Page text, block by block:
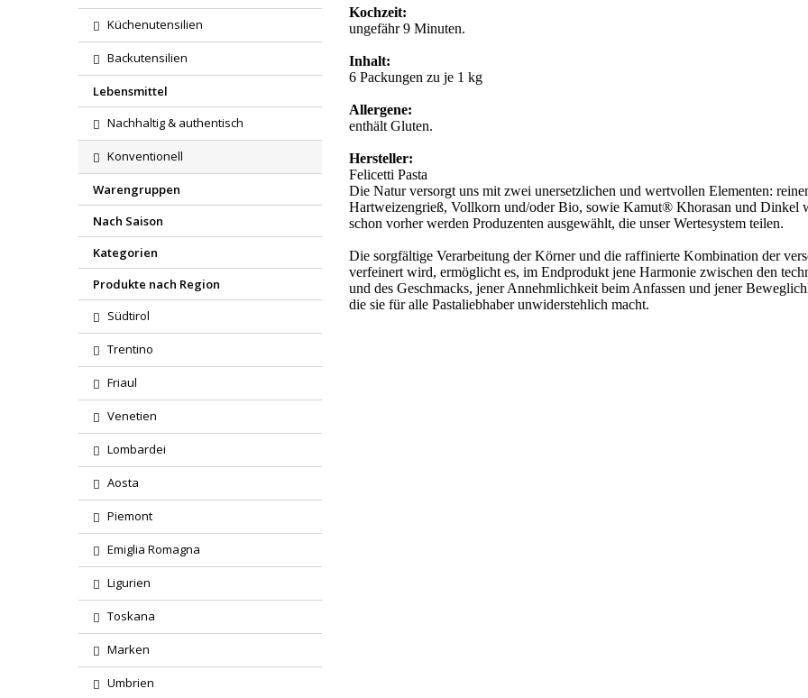
Küchenutensilien
Backutensilien
Lebensmittel
Nachhaltig & authentisch
Konventionell
Warengruppen
Nach Saison
Kategorien
Produkte nach Region
Südtirol
Trentino
Friaul
Venetien
Lombardei
Aosta
Piemont
Emiglia Romagna
Ligurien
Toskana
Marken
Umbrien
Kochzeit:
ungefähr 9 Minuten.
Inhalt:
6 Packungen zu je 1 kg
Allergene:
enthält Gluten.
Hersteller:
Felicetti Pasta
Die Natur versorgt uns mit zwei unersetzlichen und wertvollen Elementen:
Hartweizengrieß, Vollkorn und/oder Bio, sowie Kamut® Khorasan und Dinkel
schon vorher werden Produzenten ausgewählt, die unser Wertesystem teilen.
Die sorgfältige Verarbeitung der Körner und die raffinierte Kombination der
verfeinert wird, ermöglicht es, im Endprodukt jene Harmonie zwischen den
und des Geschmacks, jener Annehmlichkeit beim Anfassen und jener
die sie für alle Pastaliebhaber unwiderstehlich macht.